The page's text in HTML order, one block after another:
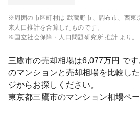
※周囲の市区町村は 武蔵野市、調布市、西東
来人口推計を合算したものです。
※国立社会保障・人口問題研究所 推計 より。
三鷹市の売却相場は6,077万円 で
のマンションと売却相場を比較し
ジからお探しください。
東京都三鷹市のマンション相場ペ